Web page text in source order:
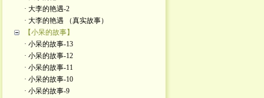
· 大李的艳遇-2
· 大李的艳遇 （真实故事）
【小呆的故事】
· 小呆的故事-13
· 小呆的故事-12
· 小呆的故事-11
· 小呆的故事-10
· 小呆的故事-9